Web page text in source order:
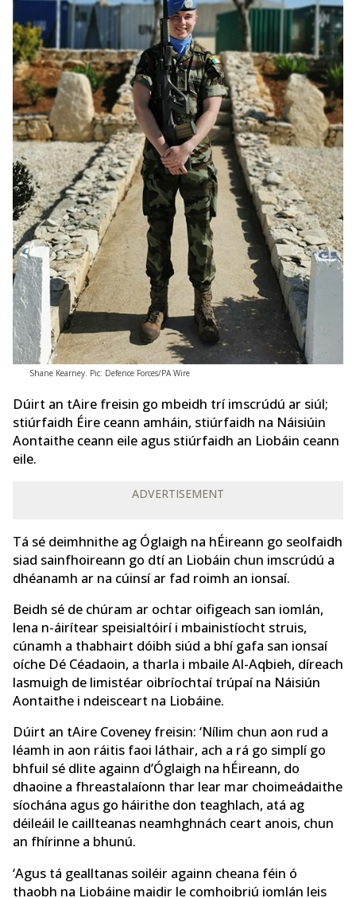
Shane Kearney. Pic: Defence Forces/PA Wire
Dúirt an tAire freisin go mbeidh trí imscrúdú ar siúl;
stiúrfaidh Éire ceann amháin, stiúrfaidh na Náisiúin
Aontaithe ceann eile agus stiúrfaidh an Liobáin ceann
eile.
ADVERTISEMENT
Tá sé deimhnithe ag Óglaigh na hÉireann go seolfaidh
siad sainfhoireann go dtí an Liobáin chun imscrúdú a
dhéanamh ar na cúinsí ar fad roimh an ionsaí.
Beidh sé de chúram ar ochtar oifigeach san iomlán,
lena n-áirítear speisialtóirí i mbainistíocht struis,
cúnamh a thabhairt dóibh siúd a bhí gafa san ionsaí
oíche Dé Céadaoin, a tharla i mbaile Al-Aqbieh, díreach
lasmuigh de limistéar oibríochtaí trúpaí na Náisiún
Aontaithe i ndeisceart na Liobáine.
Dúirt an tAire Coveney freisin: ‘Nílim chun aon rud a
léamh in aon ráitis faoi láthair, ach a rá go simplí go
bhfuil sé dlite againn d’Óglaigh na hÉireann, do
dhaoine a fhreastalaíonn thar lear mar choimeádaithe
síochána agus go háirithe don teaghlach, atá ag
déileáil le caillteanas neamhghnách ceart anois, chun
an fhírinne a bhunú.
‘Agus tá gealltanas soiléir againn cheana féin ó
thaobh na Liobáine maidir le comhoibriú iomlán leis